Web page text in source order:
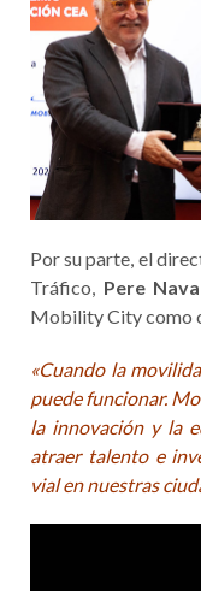
Por su parte, el
Tráfico, Pere
Mobility City como
«Cuando la
puede funcionar.
la innovación y la
atraer talento e
vial en nuestras